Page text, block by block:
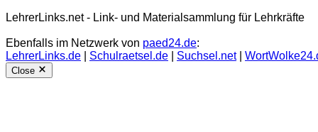
LehrerLinks.net - Link- und Materialsammlung für Lehrkräfte
Ebenfalls im Netzwerk von paed24.de:
LehrerLinks.de
Schulraetsel.de Suchsel.net|
Close